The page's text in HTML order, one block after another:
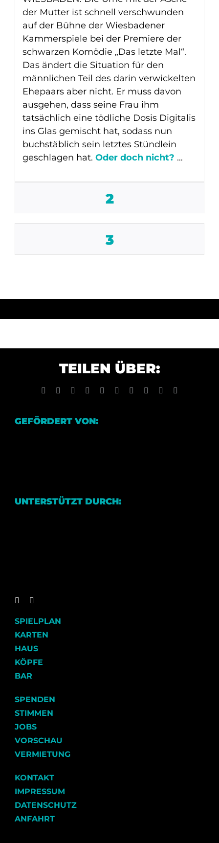
der Mutter ist schnell verschwunden
auf der Bühne der Wiesbadener
Kammerspiele bei der Premiere der
schwarzen Komödie „Das letzte Mal“.
Das ändert die Situation für den
männlichen Teil des darin verwickelten
Ehepaars aber nicht. Er muss davon
ausgehen, dass seine Frau ihm
tatsächlich eine tödliche Dosis Digitalis
ins Glas gemischt hat, sodass nun
buchstäblich sein letztes Stündlein
geschlagen hat. Oder doch nicht? …
2
3
TEILEN ÜBER:
Facebook Reddit LinkedInWhatsApp
TumblrPinterest Xing
GEFÖRDERT VON:
UNTERSTÜTZT DURCH:
SPIELPLAN
KARTEN
HAUS
KÖPFE
BAR
SPENDEN
STIMMEN
JOBS
VORSCHAU
VERMIETUNG
KONTAKT
IMPRESSUM
DATENSCHUTZ
ANFAHRT